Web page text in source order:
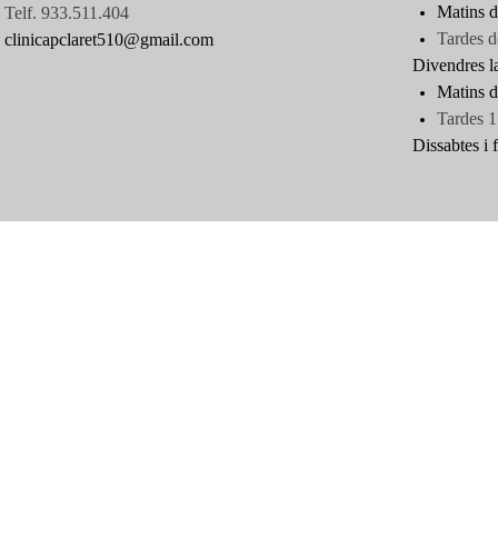
Telf. 933.511.404
clinicapclaret510@gmail.com
Matins
Tardes
Divendres
Matins
Tardes
Dissabtes i